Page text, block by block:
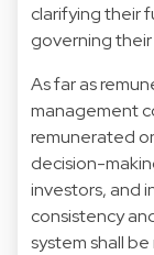
clarifying their
governing their
As far as
management
remunerated
decision-
investors, and
consistency
system shall